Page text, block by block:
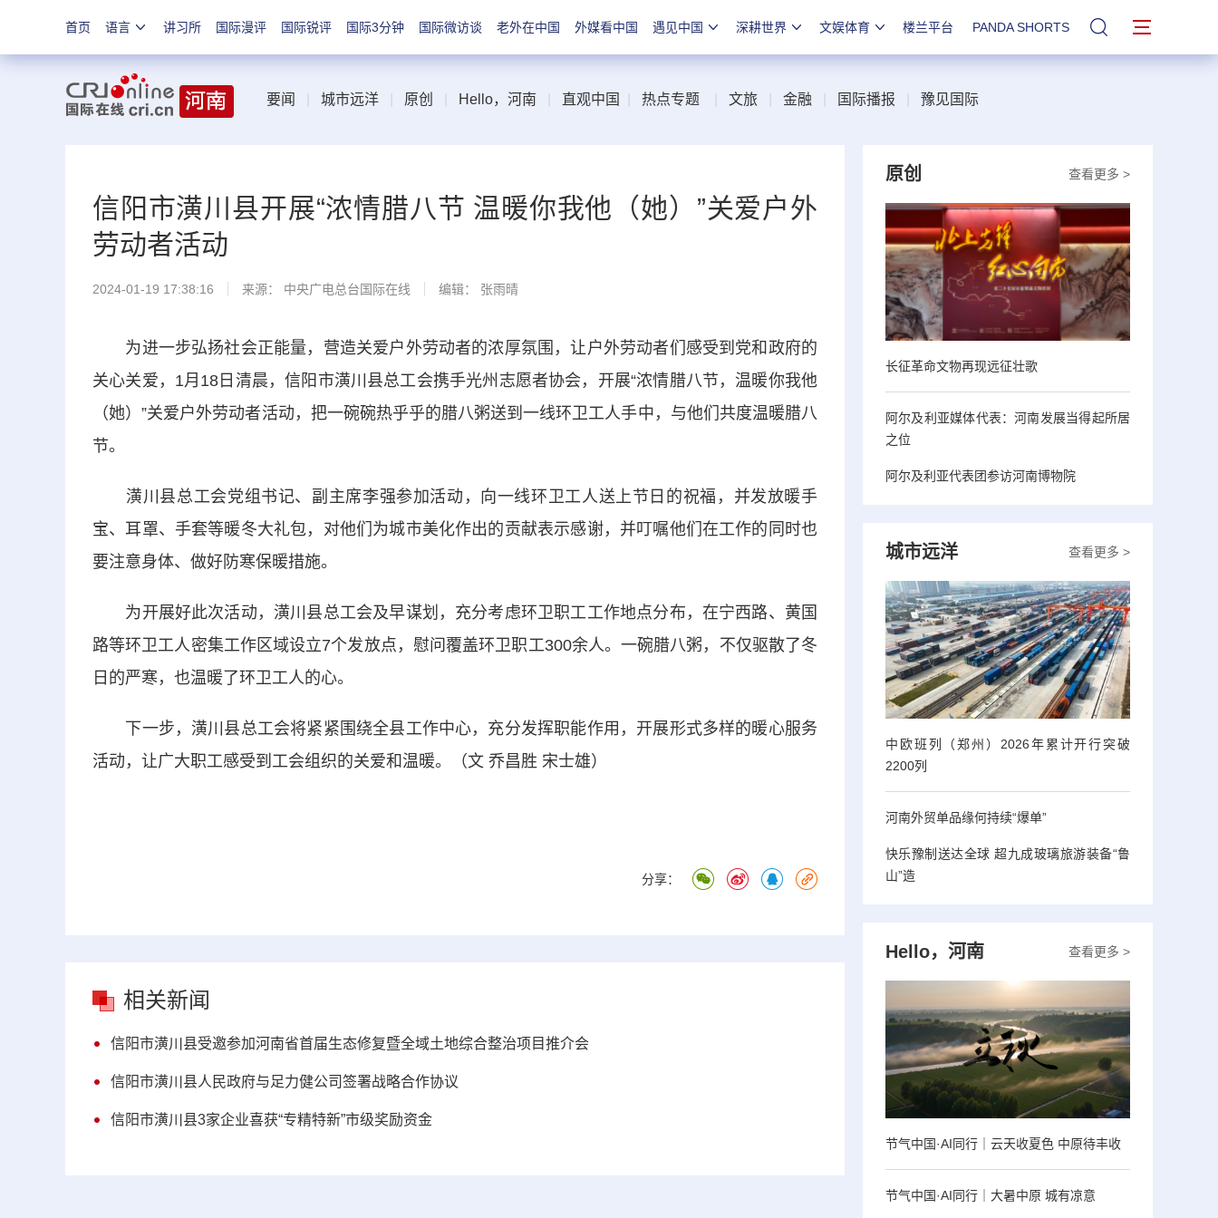
首页 语言 讲习所 国际漫评 国际锐评 国际3分钟 国际微访谈 老外在中国 外媒看中国 遇见中国 深耕世界 文娱体育 楼兰平台 PANDA SHORTS 站内搜索
要闻 城市远洋 原创 Hello，河南 直观中国 热点专题 文旅 金融 国际播报 豫见国际
信阳市潢川县开展“浓情腊八节 温暖你我他（她）”关爱户外
劳动者活动
2024-01-19 17:38:16 来源： 中央广电总台国际在线 编辑： 张雨晴
为进一步弘扬社会正能量，营造关爱户外劳动者的浓厚氛围，让户外劳动者们感受到党和政府的
关心关爱，1月18日清晨，信阳市潢川县总工会携手光州志愿者协会，开展“浓情腊八节，温暖你我他
（她）”关爱户外劳动者活动，把一碗碗热乎乎的腊八粥送到一线环卫工人手中，与他们共度温暖腊八
节。
潢川县总工会党组书记、副主席李强参加活动，向一线环卫工人送上节日的祝福，并发放暖手
宝、耳罩、手套等暖冬大礼包，对他们为城市美化作出的贡献表示感谢，并叮嘱他们在工作的同时也
要注意身体、做好防寒保暖措施。
为开展好此次活动，潢川县总工会及早谋划，充分考虑环卫职工工作地点分布，在宁西路、黄国
路等环卫工人密集工作区域设立7个发放点，慰问覆盖环卫职工300余人。一碗腊八粥，不仅驱散了冬
日的严寒，也温暖了环卫工人的心。
下一步，潢川县总工会将紧紧围绕全县工作中心，充分发挥职能作用，开展形式多样的暖心服务
活动，让广大职工感受到工会组织的关爱和温暖。（文 乔昌胜 宋士雄）
分享：
相关新闻
信阳市潢川县受邀参加河南省首届生态修复暨全域土地综合整治项目推介会
信阳市潢川县人民政府与足力健公司签署战略合作协议
信阳市潢川县3家企业喜获“专精特新”市级奖励资金
查看更多 >
原创
长征革命文物再现远征壮歌
阿尔及利亚媒体代表：河南发展当得起所居
之位
阿尔及利亚代表团参访河南博物院
查看更多 >
城市远洋
中欧班列（郑州）2026年累计开行突破
2200列
河南外贸单品缘何持续“爆单”
快乐豫制送达全球 超九成玻璃旅游装备“鲁
山”造
查看更多 >
Hello，河南
节气中国·AI同行｜云天收夏色 中原待丰收
节气中国·AI同行｜大暑中原 城有凉意